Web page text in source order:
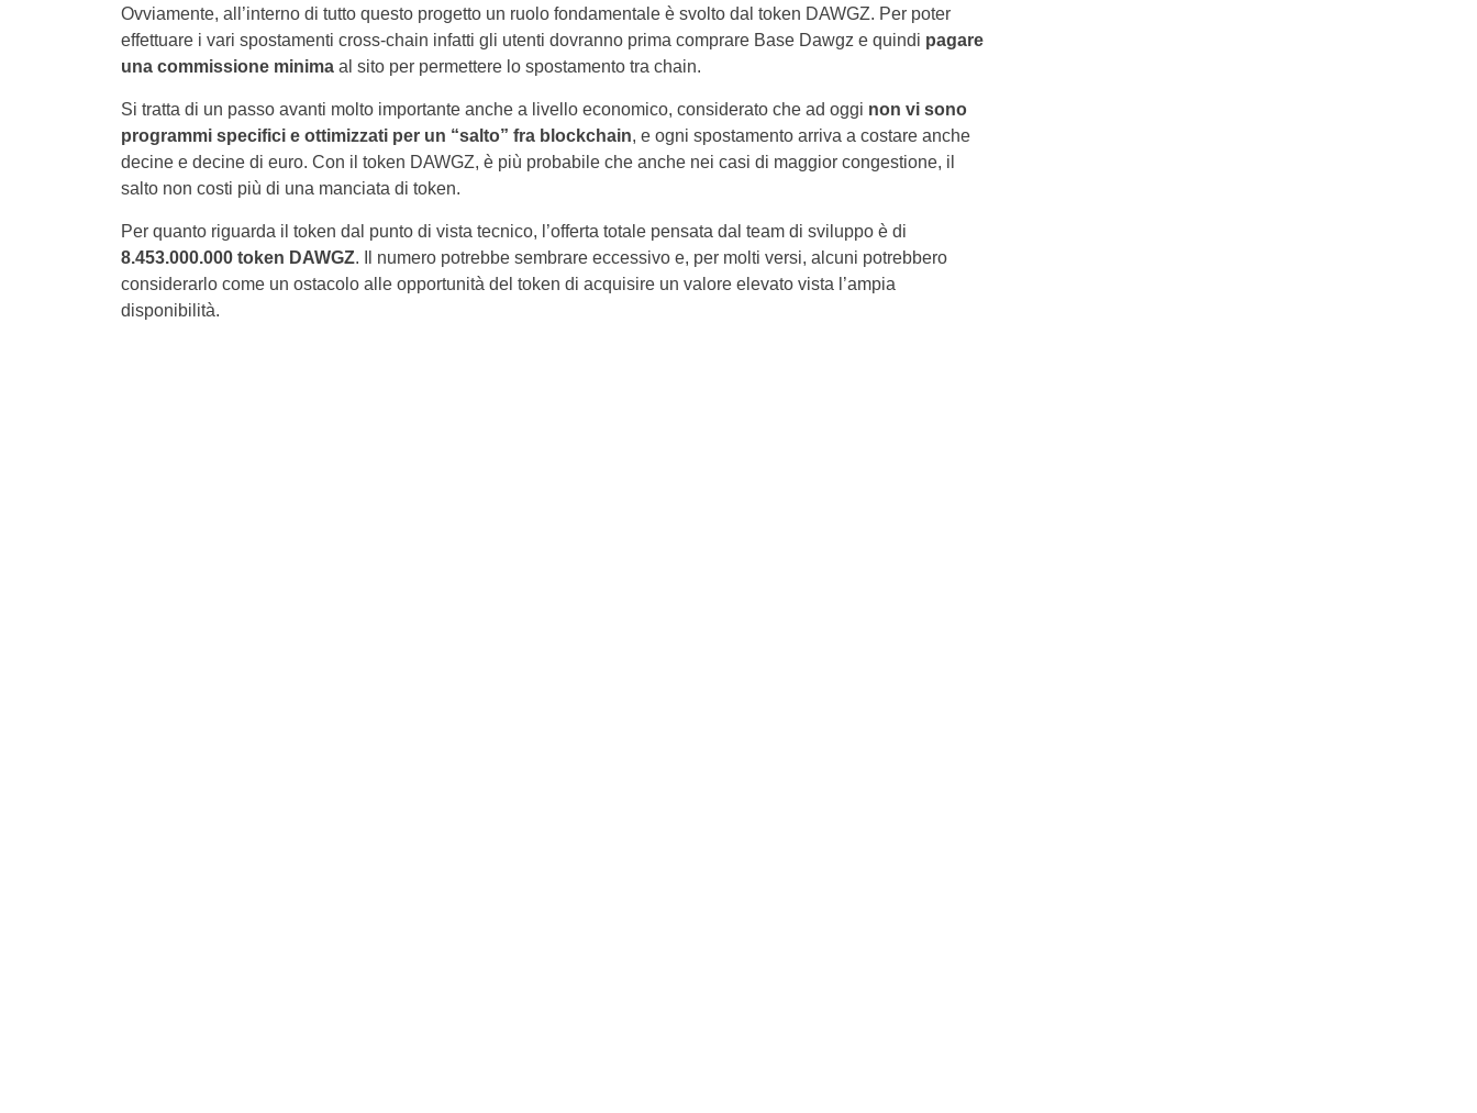
Ovviamente, all’interno di tutto questo progetto un ruolo fondamentale è svolto dal token DAWGZ. Per poter
effettuare i vari spostamenti cross-chain infatti gli utenti dovranno prima comprare Base Dawgz e quindi pagare
una commissione minima al sito per permettere lo spostamento tra chain.
Si tratta di un passo avanti molto importante anche a livello economico, considerato che ad oggi non vi sono
programmi specifici e ottimizzati per un “salto” fra blockchain, e ogni spostamento arriva a costare anche
decine e decine di euro. Con il token DAWGZ, è più probabile che anche nei casi di maggior congestione, il
salto non costi più di una manciata di token.
Per quanto riguarda il token dal punto di vista tecnico, l’offerta totale pensata dal team di sviluppo è di
8.453.000.000 token DAWGZ. Il numero potrebbe sembrare eccessivo e, per molti versi, alcuni potrebbero
considerarlo come un ostacolo alle opportunità del token di acquisire un valore elevato vista l’ampia
disponibilità.